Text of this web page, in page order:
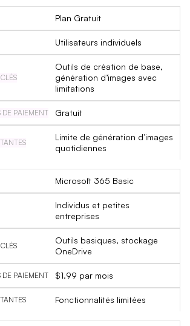
Plan Gratuit
Utilisateurs individuels
Outils de création de base,
génération d’images avec
limitations
Gratuit
Limite de génération d’images
quotidiennes
Microsoft 365 Basic
Individus et petites
entreprises
Outils basiques, stockage
OneDrive
$1.99 par mois
Fonctionnalités limitées